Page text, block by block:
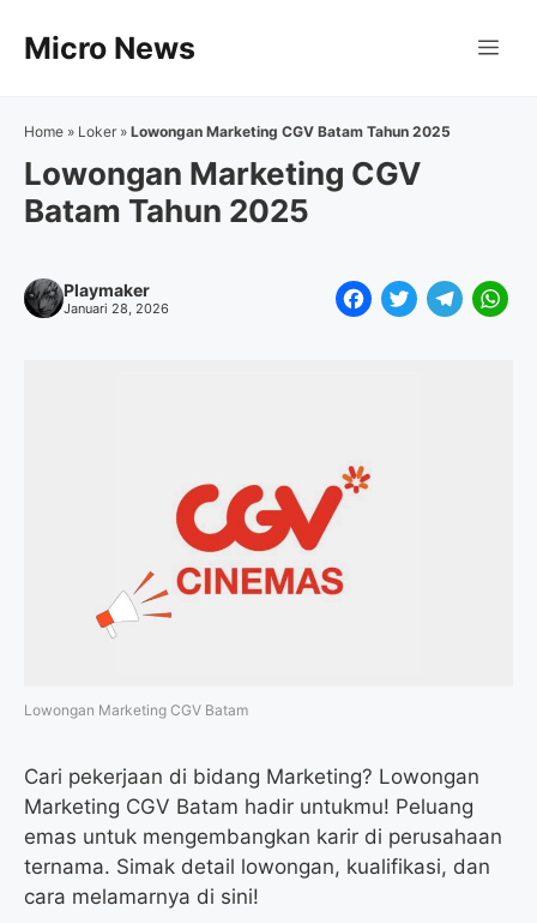
Micro News
Home » Loker » Lowongan Marketing CGV Batam Tahun 2025
Lowongan Marketing CGV
Batam Tahun 2025
Playmaker
Januari 28, 2026
F
o
T
T
W
Lowongan Marketing CGV Batam
Cari pekerjaan di bidang Marketing? Lowongan
Marketing CGV Batam hadir untukmu! Peluang
emas untuk mengembangkan karir di perusahaan
ternama. Simak detail lowongan, kualifikasi, dan
cara melamarnya di sini!